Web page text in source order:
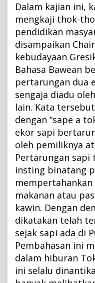
Dalam kajian ini,
mengkaji thok-
pendidikan
disampaikan
kebudayaan
Bahasa Bawean
pertarungan dua
sengaja diadu
lain. Kata
dengan “sape a
ekor sapi
oleh pemiliknya
Pertarungan sapi
insting binatang
makanan atau
kawin. Dengan
dikatakan telah
sejak sapi ada di
Pembahasan ini
dalam hiburan
ini selalu